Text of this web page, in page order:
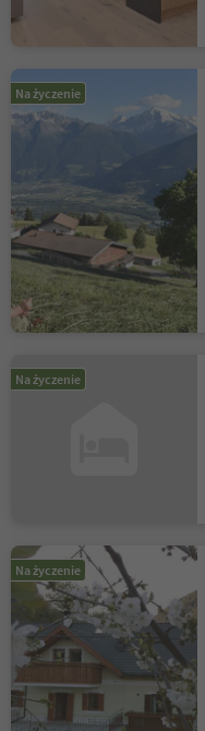
Na życzenie
Na życzenie
Na życzenie